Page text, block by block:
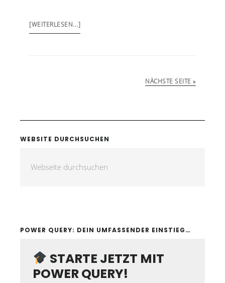
[WEITERLESEN...]
NÄCHSTE SEITE »
WEBSITE DURCHSUCHEN
POWER QUERY: DEIN UMFASSENDER EINSTIEG…
STARTE JETZT MIT
POWER QUERY!